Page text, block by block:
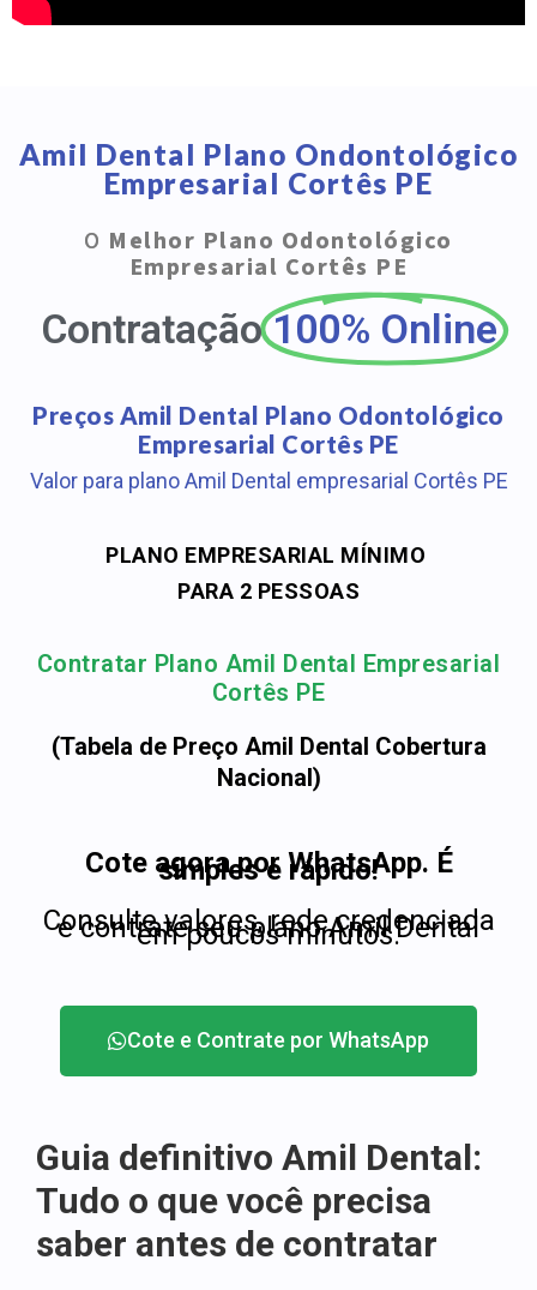
Amil Dental Plano Ondontológico
Empresarial Cortês PE
O Melhor Plano Odontológico
Empresarial Cortês PE
Contratação 100% Online
Preços Amil Dental Plano Odontológico
Empresarial Cortês PE
Valor para plano Amil Dental empresarial Cortês PE
PLANO EMPRESARIAL MÍNIMO
PARA 2 PESSOAS
Contratar Plano Amil Dental Empresarial
Cortês PE
(Tabela de Preço Amil Dental Cobertura
Nacional)
Cote agora por WhatsApp. É
simples e rápido!
Consulte valores, rede credenciada
e contrate seu plano Amil Dental
em poucos minutos.
Cote e Contrate por WhatsApp
Guia definitivo Amil Dental:
Tudo o que você precisa
saber antes de contratar